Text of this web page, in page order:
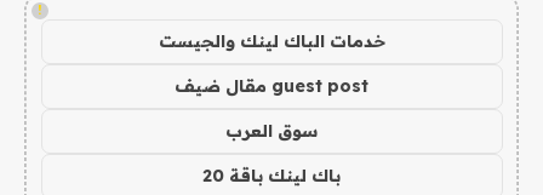
!
خدمات الباك لينك والجيست
guest post مقال ضيف
سوق العرب
باك لينك باقة 20